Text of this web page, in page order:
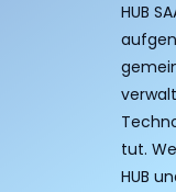
HUB
tut.
HUB